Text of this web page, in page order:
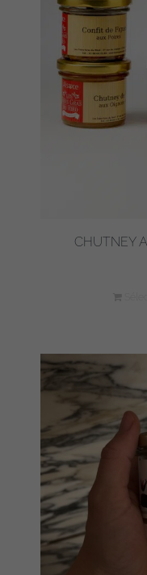
CHUTNEY